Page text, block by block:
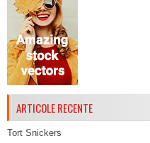
ARTICOLE RECENTE
Tort Snickers